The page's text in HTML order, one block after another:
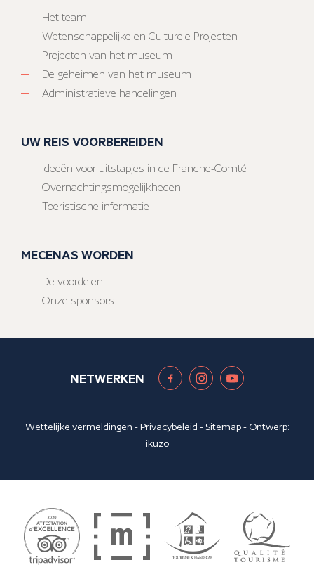
Het team
Wetenschappelijke en Culturele Projecten
Projecten van het museum
De geheimen van het museum
Administratieve handelingen
UW REIS VOORBEREIDEN
Ideeën voor uitstapjes in de Franche-Comté
Overnachtingsmogelijkheden
Toeristische informatie
MECENAS WORDEN
De voordelen
Onze sponsors
NETWERKEN
Wettelijke vermeldingen -Privacybeleid - Sitemap- Ontwerp:
ikuzo